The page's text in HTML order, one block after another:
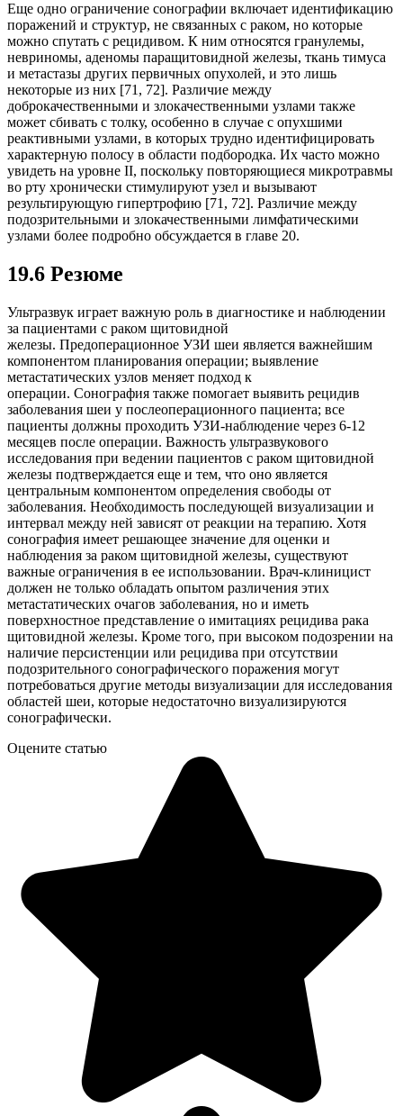
Еще одно ограничение сонографии включает идентификацию
поражений и структур, не связанных с раком, но которые
можно спутать с рецидивом. К ним относятся гранулемы,
невриномы, аденомы паращитовидной железы, ткань тимуса
и метастазы других первичных опухолей, и это лишь
некоторые из них [71, 72]. Различие между
доброкачественными и злокачественными узлами также
может сбивать с толку, особенно в случае с опухшими
реактивными узлами, в которых трудно идентифицировать
характерную полосу в области подбородка. Их часто можно
увидеть на уровне II, поскольку повторяющиеся микротравмы
во рту хронически стимулируют узел и вызывают
результирующую гипертрофию [71, 72]. Различие между
подозрительными и злокачественными лимфатическими
узлами более подробно обсуждается в главе 20.
19.6 Резюме
Ультразвук играет важную роль в диагностике и наблюдении
за пациентами с раком щитовидной
железы. Предоперационное УЗИ шеи является важнейшим
компонентом планирования операции; выявление
метастатических узлов меняет подход к
операции. Сонография также помогает выявить рецидив
заболевания шеи у послеоперационного пациента; все
пациенты должны проходить УЗИ-наблюдение через 6-12
месяцев после операции. Важность ультразвукового
исследования при ведении пациентов с раком щитовидной
железы подтверждается еще и тем, что оно является
центральным компонентом определения свободы от
заболевания. Необходимость последующей визуализации и
интервал между ней зависят от реакции на терапию. Хотя
сонография имеет решающее значение для оценки и
наблюдения за раком щитовидной железы, существуют
важные ограничения в ее использовании. Врач-клиницист
должен не только обладать опытом различения этих
метастатических очагов заболевания, но и иметь
поверхностное представление о имитациях рецидива рака
щитовидной железы. Кроме того, при высоком подозрении на
наличие персистенции или рецидива при отсутствии
подозрительного сонографического поражения могут
потребоваться другие методы визуализации для исследования
областей шеи, которые недостаточно визуализируются
сонографически.
Оцените статью